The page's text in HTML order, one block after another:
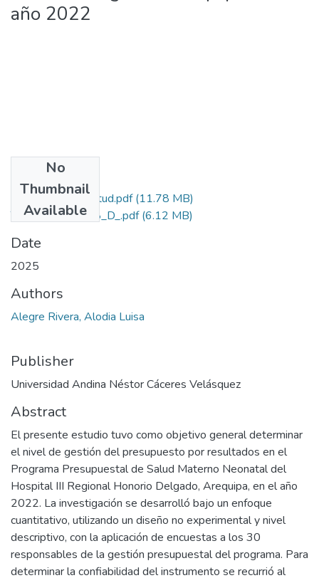
año 2022
No
Thumbnail
Available
Grado de Similitud.pdf(11.78 MB)
T036_29295558_D_.pdf(6.12 MB)
Date
2025
Authors
Alegre Rivera, Alodia Luisa
Publisher
Universidad Andina Néstor Cáceres Velásquez
Abstract
El presente estudio tuvo como objetivo general determinar
el nivel de gestión del presupuesto por resultados en el
Programa Presupuestal de Salud Materno Neonatal del
Hospital III Regional Honorio Delgado, Arequipa, en el año
2022. La investigación se desarrolló bajo un enfoque
cuantitativo, utilizando un diseño no experimental y nivel
descriptivo, con la aplicación de encuestas a los 30
responsables de la gestión presupuestal del programa. Para
determinar la confiabilidad del instrumento se recurrió al